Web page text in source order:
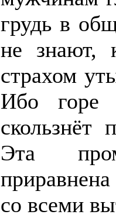
грудь в
не знают,
страхом
Ибо горе
скользнёт
Эта
приравнена
со всеми